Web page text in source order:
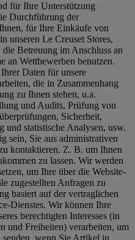
für Ihre Unterstützung
Durchführung der
für Ihre Einkäufe von
unseren Le Creuset Stores,
Betreuung im Anschluss an
an Wettbewerben benutzen.
Daten für unsere
die in Zusammenhang
zu Ihnen stehen, u.a.
und Audits, Prüfung von
Sicherheit,
und statistische Analysen, usw.
sein, Sie aus administrativen
kontaktieren. Z. B. um Ihnen
zu lassen. Wir werden
um Ihre über die Website-
zugestellten Anfragen zu
basiert auf der vertraglichen
Dienstes. Wir können Ihre
berechtigten Interesses (in
und Freiheiten) verarbeiten, um
wenn Sie Artikel in